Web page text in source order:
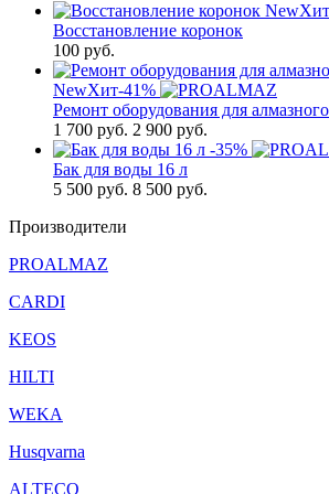
NewХит
Восстановление коронок
100 руб.
NewХит-41%
Ремонт оборудования для
1 700 руб. 2 900 руб.
-35%
Бак для воды 16 л
5 500 руб. 8 500 руб.
Производители
PROALMAZ
CARDI
KEOS
HILTI
WEKA
Husqvarna
ALTECO